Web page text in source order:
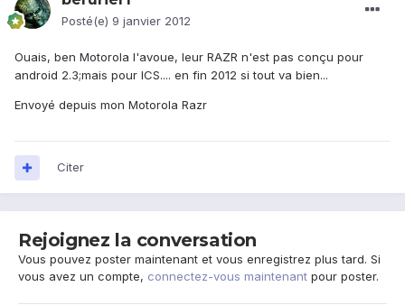
Posté(e) 9 janvier 2012
Ouais, ben Motorola l'avoue, leur RAZR n'est pas conçu pour
android 2.3;mais pour ICS.... en fin 2012 si tout va bien...
Envoyé depuis mon Motorola Razr
Citer
Rejoignez la conversation
Vous pouvez poster maintenant et vous enregistrez plus tard. Si
vous avez un compte, connectez-vous maintenant pour poster.